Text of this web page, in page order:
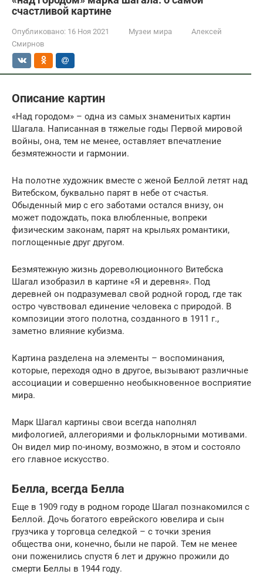
счастливой картине
Опубликовано: 16 Ноя 2021 Музеи мира
Алексей
Смирнов
Описание картин
«Над городом» – одна из самых знаменитых картин
Шагала. Написанная в тяжелые годы Первой мировой
войны, она, тем не менее, оставляет впечатление
безмятежности и гармонии.
На полотне художник вместе с женой Беллой летят над
Витебском, буквально парят в небе от счастья.
Обыденный мир с его заботами остался внизу, он
может подождать, пока влюбленные, вопреки
физическим законам, парят на крыльях романтики,
поглощенные друг другом.
Безмятежную жизнь дореволюционного Витебска
Шагал изобразил в картине «Я и деревня». Под
деревней он подразумевал свой родной город, где так
остро чувствовал единение человека с природой. В
композиции этого полотна, созданного в 1911 г.,
заметно влияние кубизма.
Картина разделена на элементы – воспоминания,
которые, переходя одно в другое, вызывают различные
ассоциации и совершенно необыкновенное восприятие
мира.
Марк Шагал картины свои всегда наполнял
мифологией, аллегориями и фольклорными мотивами.
Он видел мир по-иному, возможно, в этом и состояло
его главное искусство.
Белла, всегда Белла
Еще в 1909 году в родном городе Шагал познакомился с
Беллой. Дочь богатого еврейского ювелира и сын
грузчика у торговца селедкой – с точки зрения
общества они, конечно, были не парой. Тем не менее
они поженились спустя 6 лет и дружно прожили до
смерти Беллы в 1944 году.